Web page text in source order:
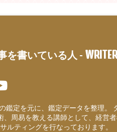
を書いている人 - WRITER
鑑定を元に、鑑定データを整理。
、周易を教える講師として、経営
ルティングを行なっております。